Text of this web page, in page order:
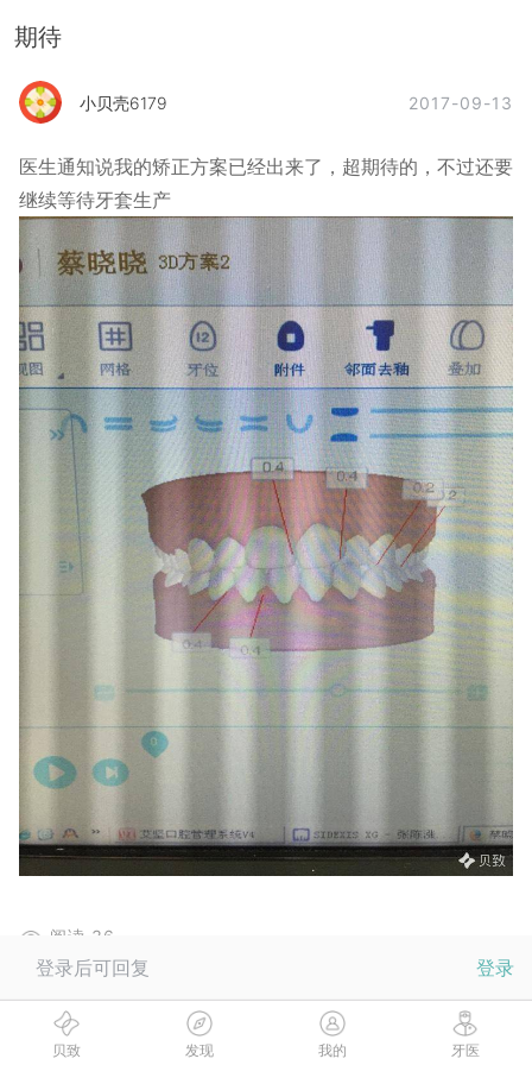
期待
小贝壳6179 2017-09-13
医生通知说我的矫正方案已经出来了，超期待的，不过还要
继续等待牙套生产
阅读 36
登录后可回复 登录
贝致 发现 我的 牙医